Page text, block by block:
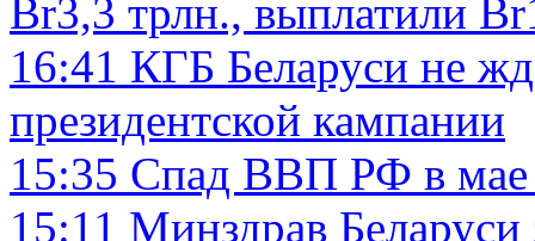
Br3,3 трлн., выплатили
16:41 КГБ Беларуси не
президентской кампании
15:35 Спад ВВП РФ в мае
15:11 Минздрав